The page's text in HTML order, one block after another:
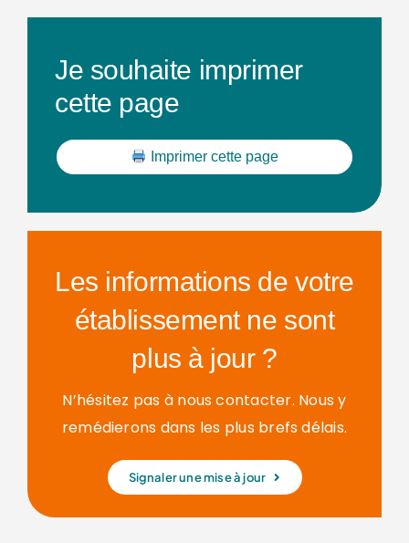
Je souhaite imprimer
cette page
Imprimer cette page
Les informations de votre
établissement ne sont
plus à jour ?
N’hésitez pas à nous contacter. Nous y
remédierons dans les plus brefs délais.
Signaler une mise à jour